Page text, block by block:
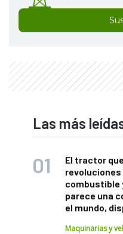
Las más
El tractor
combustible
parece una
el mundo,
Maquinarias y